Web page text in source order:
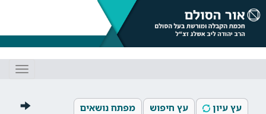
עץ עיון עץ חיפוש
מפתח נושאים